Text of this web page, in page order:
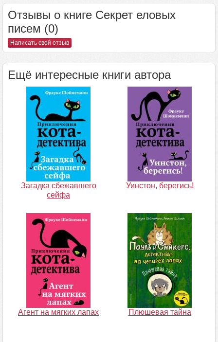
Отзывы о книге Секрет еловых
писем (0)
Написать свой отзыв
Ещё интересные книги автора
Загадка сбежавшего
сейфа
Уинстон, берегись!
Агент на мягких лапах Плюшевая тайна